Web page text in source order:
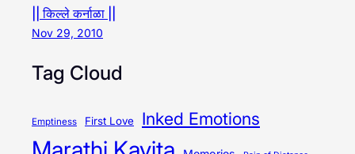
|| किल्ले कर्नाळा ||
Nov 29, 2010
Tag Cloud
Emptiness First Love Inked Emotions